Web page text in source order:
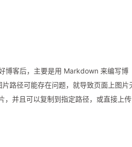
博客后，主要是用 Markdown 来编写博
路径可能存在问题，就导致页面上图片
，并且可以复制到指定路径，或直接上